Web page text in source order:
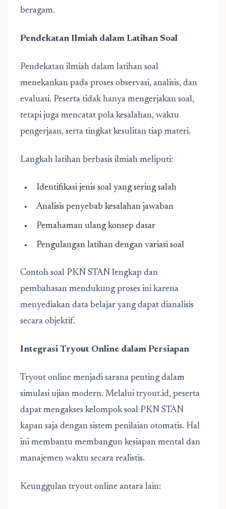
beragam.
Pendekatan Ilmiah dalam Latihan Soal
Pendekatan ilmiah dalam latihan soal
menekankan pada proses observasi, analisis, dan
evaluasi. Peserta tidak hanya mengerjakan soal,
tetapi juga mencatat pola kesalahan, waktu
pengerjaan, serta tingkat kesulitan tiap materi.
Langkah latihan berbasis ilmiah meliputi:
Identifikasi jenis soal yang sering salah
Analisis penyebab kesalahan jawaban
Pemahaman ulang konsep dasar
Pengulangan latihan dengan variasi soal
Contoh soal PKN STAN lengkap dan
pembahasan mendukung proses ini karena
menyediakan data belajar yang dapat dianalisis
secara objektif.
Integrasi Tryout Online dalam Persiapan
Tryout online menjadi sarana penting dalam
simulasi ujian modern. Melalui tryout.id, peserta
dapat mengakses kelompok soal PKN STAN
kapan saja dengan sistem penilaian otomatis. Hal
ini membantu membangun kesiapan mental dan
manajemen waktu secara realistis.
Keunggulan tryout online antara lain: